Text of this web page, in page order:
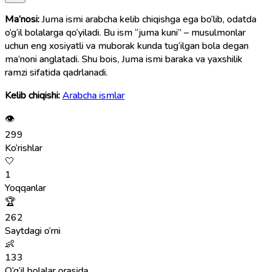
Ma’nosi:Juma ismi arabcha kelib chiqishga ega bo‘lib, odatda
o‘g‘il bolalarga qo‘yiladi. Bu ism “juma kuni” – musulmonlar
uchun eng xosiyatli va muborak kunda tug‘ilgan bola degan
ma’noni anglatadi. Shu bois, Juma ismi baraka va yaxshilik
ramzi sifatida qadrlanadi.
Kelib chiqishi:Arabcha ismlar
👁
299
Ko‘rishlar
🤍
1
Yoqqanlar
🏆
262
Saytdagi o‘rni
👶
133